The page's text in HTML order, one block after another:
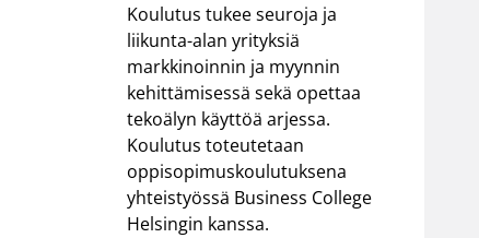
Koulutus tukee seuroja ja
liikunta-alan yrityksiä
markkinoinnin ja myynnin
kehittämisessä sekä opettaa
tekoälyn käyttöä arjessa.
Koulutus toteutetaan
oppisopimuskoulutuksena
yhteistyössä Business College
Helsingin kanssa.